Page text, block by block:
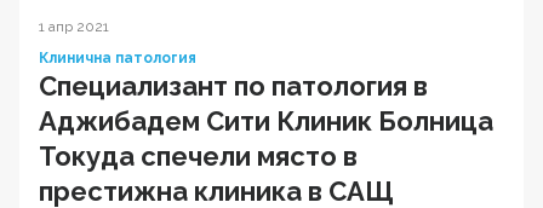
1 апр 2021
Клинична патология
Специализант по патология в
Аджибадем Сити Клиник Болница
Токуда спечели място в
престижна клиника в САЩ